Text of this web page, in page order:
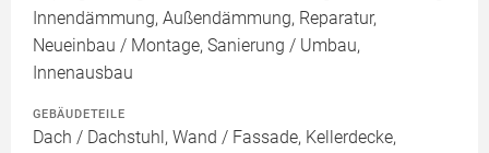
Innendämmung, Außendämmung, Reparatur,
Neueinbau / Montage, Sanierung / Umbau,
Innenausbau
GEBÄUDETEILE
Dach / Dachstuhl, Wand / Fassade, Kellerdecke,